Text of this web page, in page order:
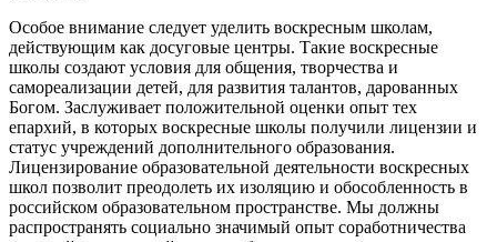
Особое внимание следует уделить воскресным школам,
действующим как досуговые центры. Такие воскресные
школы создают условия для общения, творчества и
самореализации детей, для развития талантов, дарованных
Богом. Заслуживает положительной оценки опыт тех
епархий, в которых воскресные школы получили лицензии и
статус учреждений дополнительного образования.
Лицензирование образовательной деятельности воскресных
школ позволит преодолеть их изоляцию и обособленность в
российском образовательном пространстве. Мы должны
распространять социально значимый опыт соработничества